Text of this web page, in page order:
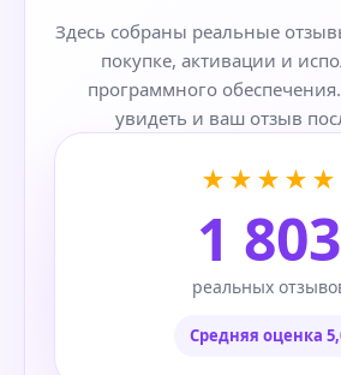
Здесь собраны реальные
покупке, активации и
программного
увидеть и ваш отзыв
★★★★★
1 803
реальных
Средняя оценка